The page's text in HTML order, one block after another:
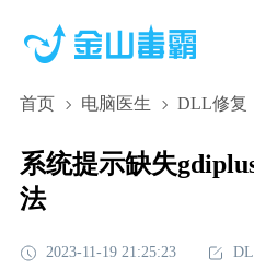
首页 电脑医生 DLL修复
系统提示缺失
法
2023-11-19 21:25:23